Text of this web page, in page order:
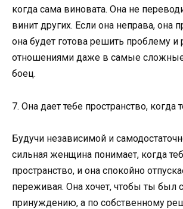
когда сама виновата. Она не
винит других. Если она неправа, она
она будет готова решить проблему и
отношениями даже в самые
боец.
7. Она дает тебе пространство, когда
Будучи независимой и
сильная женщина понимает, когда
пространство, и она спокойно
переживая. Она хочет, чтобы ты был
принуждению, а по собственному